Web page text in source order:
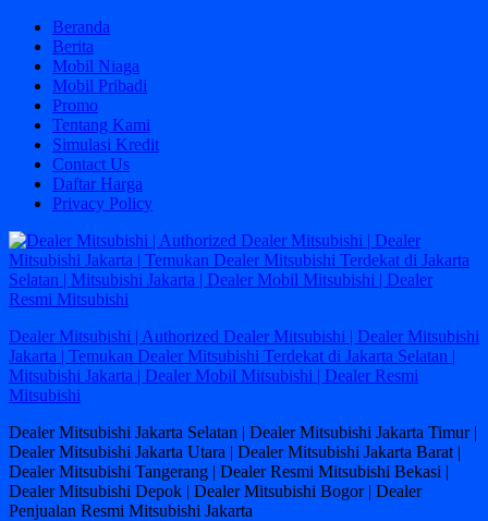
Skip
content
Beranda
Berita
Mobil Niaga
Mobil Pribadi
Promo
Tentang Kami
Simulasi Kredit
Contact Us
Daftar Harga
Privacy Policy
Dealer Mitsubishi | Authorized Dealer Mitsubishi | Dealer Mitsubishi
Jakarta | Temukan Dealer Mitsubishi Terdekat di Jakarta Selatan |
Mitsubishi Jakarta | Dealer Mobil Mitsubishi | Dealer Resmi
Mitsubishi
Dealer Mitsubishi Jakarta Selatan | Dealer Mitsubishi Jakarta Timur |
Dealer Mitsubishi Jakarta Utara | Dealer Mitsubishi Jakarta Barat |
Dealer Mitsubishi Tangerang | Dealer Resmi Mitsubishi Bekasi |
Dealer Mitsubishi Depok | Dealer Mitsubishi Bogor | Dealer
Penjualan Resmi Mitsubishi Jakarta